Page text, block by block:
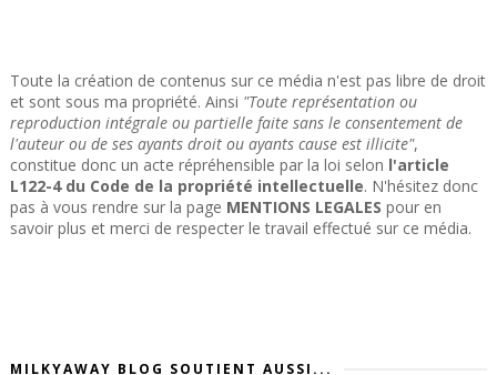
Toute la création de contenus sur ce média n'est pas libre de droit
et sont sous ma propriété. Ainsi "Toute représentation ou
reproduction intégrale ou partielle faite sans le consentement de
l'auteur ou de ses ayants droit ou ayants cause est illicite",
constitue donc un acte répréhensible par la loi selon l'article
L122-4 du Code de la propriété intellectuelle. N'hésitez donc
pas à vous rendre sur la page MENTIONS LEGALES pour en
savoir plus et merci de respecter le travail effectué sur ce média.
MILKYAWAY BLOG SOUTIENT AUSSI...